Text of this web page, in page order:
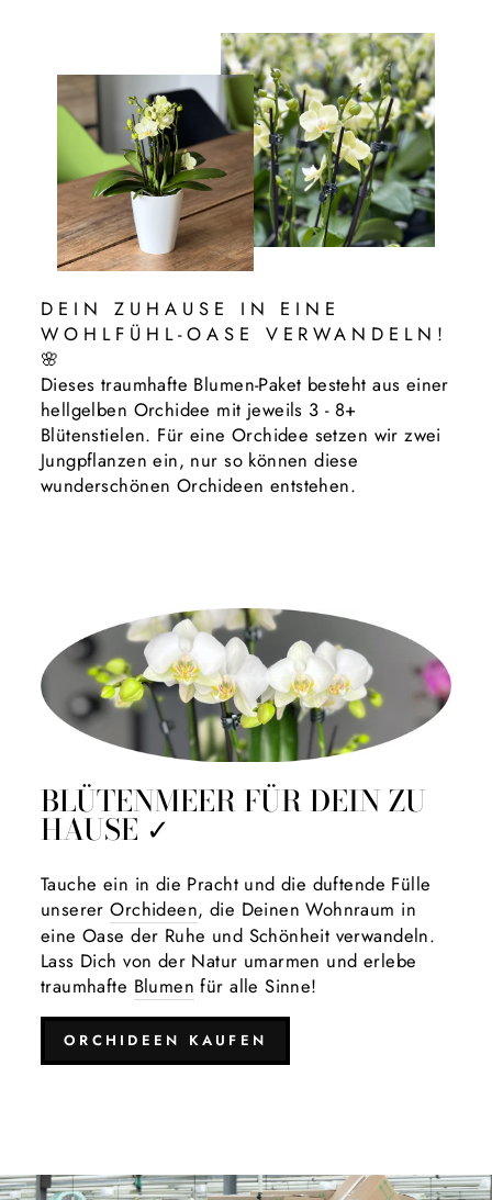
DEIN ZUHAUSE IN EINE
WOHLFÜHL-OASE VERWANDELN!
🌸
Dieses traumhafte Blumen-Paket besteht aus einer
hellgelben Orchidee mit jeweils 3 - 8+
Blütenstielen. Für eine Orchidee setzen wir zwei
Jungpflanzen ein, nur so können diese
wunderschönen Orchideen entstehen.
BLÜTENMEER FÜR DEIN ZU
HAUSE ✓
Tauche ein in die Pracht und die duftende Fülle
unsererOrchideen, die Deinen Wohnraum in
eine Oase der Ruhe und Schönheit verwandeln.
Lass Dich von der Natur umarmen und erlebe
traumhafte Blumen für alle Sinne!
ORCHIDEEN KAUFEN